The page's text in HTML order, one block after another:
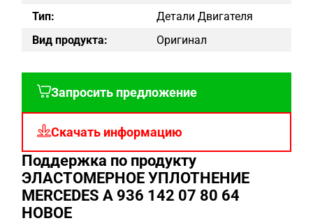
Тип:
Детали Двигателя
Вид продукта:
Оригинал
Запросить предложение
Скачать информацию
Поддержка по продукту
ЭЛАСТОМЕРНОЕ УПЛОТНЕНИЕ
MERCEDES A 936 142 07 80 64
НОВОЕ